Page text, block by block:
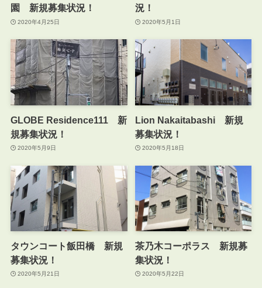
園 新規募集状況！
2020年4月25日
況！
2020年5月1日
GLOBE Residence111 新
規募集状況！
2020年5月9日
Lion Nakaitabashi 新規
募集状況！
2020年5月18日
タウンコート飯田橋 新規
募集状況！
2020年5月21日
茶乃木コーポラス 新規募
集状況！
2020年5月22日